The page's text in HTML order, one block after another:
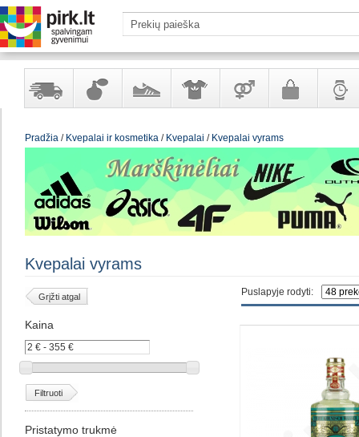
Yra
sandėlyje
Kvepalai
ir
kosmetika
Avalynė Apranga
ir
aksesuarai
Prekės
suaugusiems
Galanterija
ir
Pradžia/ Kvepalai ir kosmetika/ Kvepalai / Kvepalai vyrams
Kvepalai vyrams
Puslapyje rodyti:
Grįžti atgal
Kaina
Filtruoti
Pristatymo trukmė